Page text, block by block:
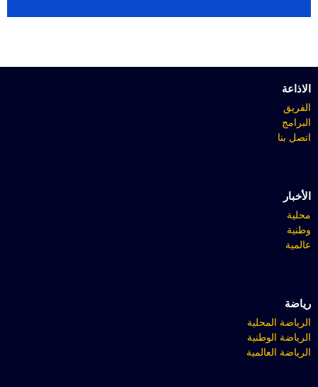
الاذاعة
الفريق
البرامج
اتصل بنا
الأخبار
محلية
وطنية
عالمية
رياضة
الرياضة المحلية
الرياضة الوطنية
الرياضة العالمية